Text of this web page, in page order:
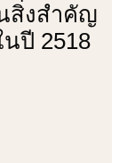
สิ่งสำคัญ
ปี 2518